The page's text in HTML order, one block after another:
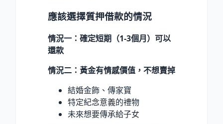
應該選擇質押借款的情況
情況一：確定短期（1-3個月）可以
還款
情況二：黃金有情感價值，不想賣掉
結婚金飾、傳家寶
特定紀念意義的禮物
未來想要傳承給子女